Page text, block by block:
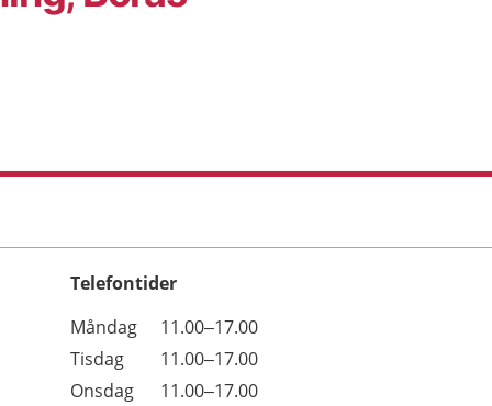
Telefontider
Dag
Öppettider
Kommentarer
Måndag
11.00–17.00
Tisdag
11.00–17.00
Onsdag
11.00–17.00